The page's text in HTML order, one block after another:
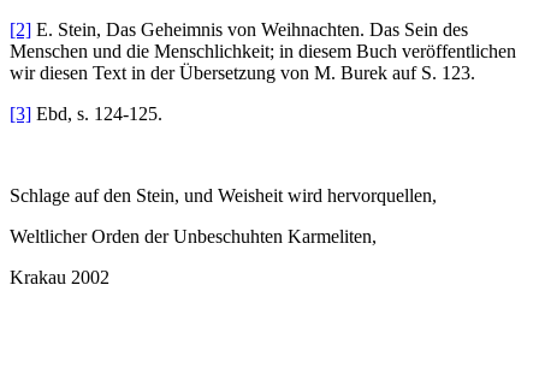
[2] E. Stein, Das Geheimnis von Weihnachten. Das Sein des
Menschen und die Menschlichkeit; in diesem Buch veröffentlichen
wir diesen Text in der Übersetzung von M. Burek auf S. 123.
[3] Ebd, s. 124-125.
Schlage auf den Stein, und Weisheit wird hervorquellen,
Weltlicher Orden der Unbeschuhten Karmeliten,
Krakau 2002